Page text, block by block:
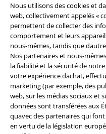
Nous utilisons des cookies et
web, collectivement appelés «
permettent de collecter des
comportement et leurs
nous-mêmes, tandis que
Nos partenaires et nous-
la fiabilité et la sécurité de
votre expérience dachat,
marketing (par exemple, des
web, sur les médias sociaux et
données sont transférées aux
quavec des partenaires qui
en vertu de la législation
Légal
Conditions générales
Éditeur
Clauses de confidentialité